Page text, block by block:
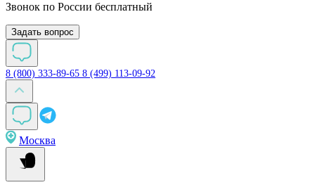
Звонок по России бесплатный
Задать вопрос
8 (800) 333-89-65 8 (499) 113-09-92
Москва